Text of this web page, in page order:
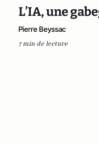
L’IA, une
Pierre Beyssac
7 min de lecture